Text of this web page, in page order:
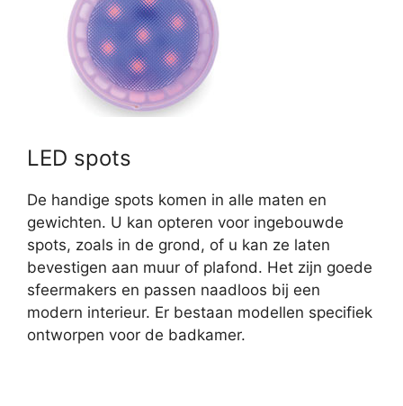
LED spots
De handige spots komen in alle maten en
gewichten. U kan opteren voor ingebouwde
spots, zoals in de grond, of u kan ze laten
bevestigen aan muur of plafond. Het zijn goede
sfeermakers en passen naadloos bij een
modern interieur. Er bestaan modellen specifiek
ontworpen voor de badkamer.